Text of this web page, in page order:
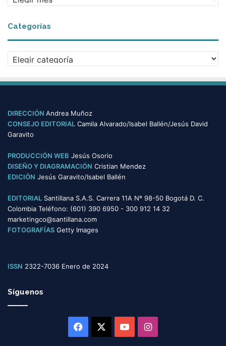
r
h
i
Categorías
a
e
o
r
s
DIRECCIÓN Andrea Muñoz
CONSEJO EDITORIAL Camila Alvarado/Isabel Ballén/Jesús David
Garavito
PRODUCCIÓN WEB Jesús Osorio
DISEÑO Y DIAGRAMACIÓN Cristian Mendez
EDICIÓN Jesús Garavito/Isabel Ballén
EDITORIAL Santillana S.A.S. Carrera 11A Nº 98-50 Bogotá D. C.
Colombia Teléfono: (601) 390 6950 - 300 912 14 32
marketingco@santillana.com
FOTOGRAFÍAS Getty Images
ISSN 2322-7036 Enero de 2024
Síguenos
Facebook YouTubeInstagram